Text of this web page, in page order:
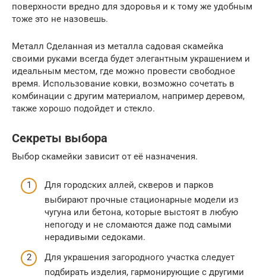
поверхности вредно для здоровья и к тому же удобным
тоже это не назовешь.
Металл Сделанная из металла садовая скамейка
своими руками всегда будет элегантным украшением и
идеальным местом, где можно провести свободное
время. Использование ковки, возможно сочетать в
комбинации с другим материалом, например деревом,
также хорошо подойдет и стекло.
Секреты выбора
Выбор скамейки зависит от её назначения.
Для городских аллей, скверов и парков
выбирают прочные стационарные модели из
чугуна или бетона, которые выстоят в любую
непогоду и не сломаются даже под самыми
нерадивыми седоками.
Для украшения загородного участка следует
подбирать изделия, гармонирующие с другими